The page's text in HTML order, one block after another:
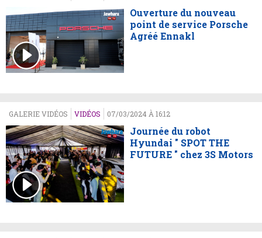
Ouverture du nouveau
point de service Porsche
Agréé Ennakl
GALERIE VIDÉOS VIDÉOS 07/03/2024 À 16:12
Journée du robot
Hyundai " SPOT THE
FUTURE " chez 3S Motors